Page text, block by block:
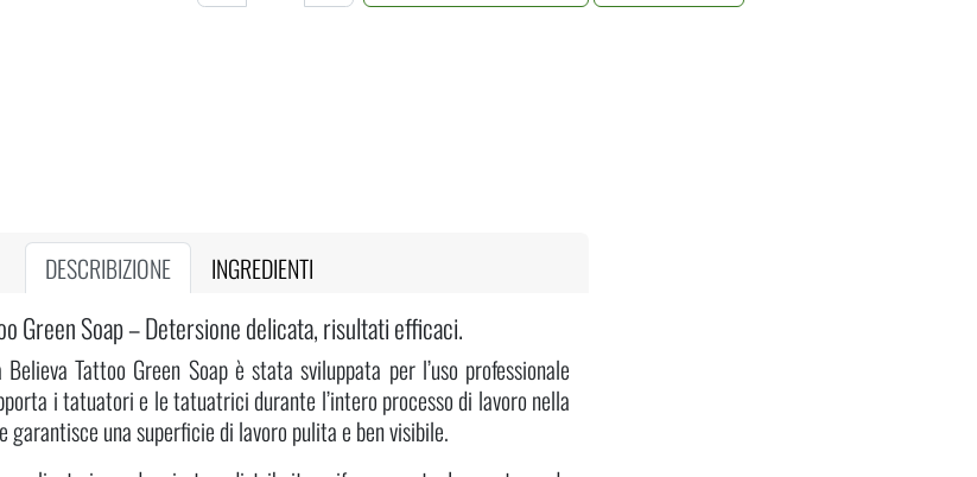
DESCRIBIZIONE INGREDIENTI
Green Soap – Detersione delicata, risultati efficaci.
Tattoo Green Soap è stata sviluppata per l’uso professionale
i tatuatori e le tatuatrici durante l’intero processo di lavoro nella
garantisce una superficie di lavoro pulita e ben visibile.